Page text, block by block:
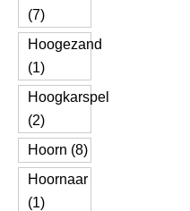
(7)
Hoogezand
(1)
Hoogkarspel
(2)
Hoorn (8)
Hoornaar
(1)